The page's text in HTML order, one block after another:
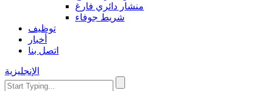
منشار دائري فارغ
شريط جوفاء
توظيف
أخبار
اتصل بنا
الإنجليزية